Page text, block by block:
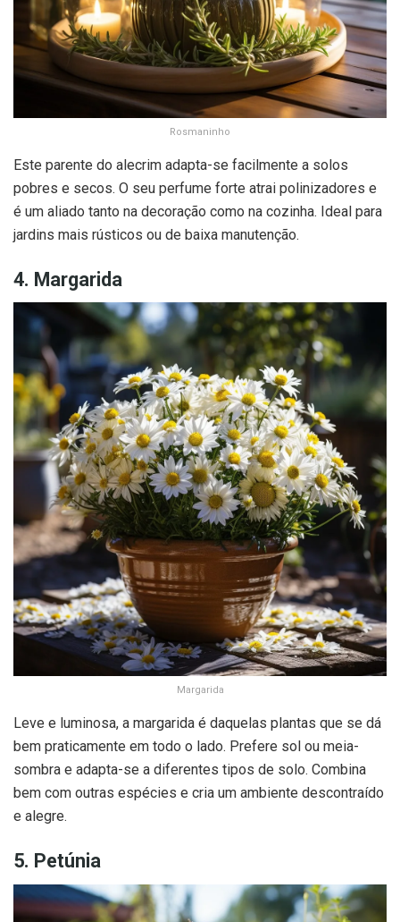
Rosmaninho
Este parente do alecrim adapta-se facilmente a solos
pobres e secos. O seu perfume forte atrai polinizadores e
é um aliado tanto na decoração como na cozinha. Ideal para
jardins mais rústicos ou de baixa manutenção.
4. Margarida
Margarida
Leve e luminosa, a margarida é daquelas plantas que se dá
bem praticamente em todo o lado. Prefere sol ou meia-
sombra e adapta-se a diferentes tipos de solo. Combina
bem com outras espécies e cria um ambiente descontraído
e alegre.
5. Petúnia